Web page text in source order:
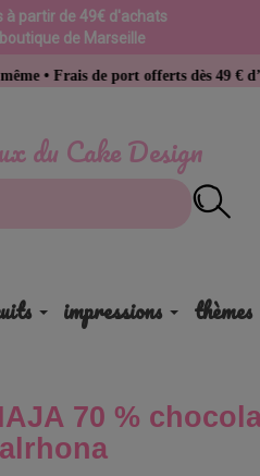
à partir de 49€ d'achats
de Marseille
du Cake Design
port offerts dès 49 € d’achat
impressions thèmes
70 %